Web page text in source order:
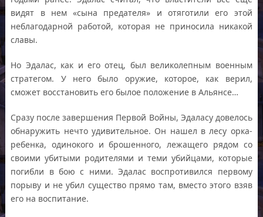
видят в нем «сына предателя» и отяготили его этой
неблагодарной работой, которая не приносила никакой
славы.
Но Эдалас, как и его отец, был великолепным военным
стратегом. У него было оружие, которое, как верил,
сможет восстановить его былое положение в Альянсе…
Сразу после завершения Первой Войны, Эдаласу довелось
обнаружить нечто удивительное. Он нашел в лесу орка-
ребенка, одинокого и брошенного, лежащего рядом со
своими убитыми родителями и теми убийцами, которые
погибли в бою с ними. Эдалас воспротивился первому
порыву и не убил существо прямо там, вместо этого взяв
его на воспитание.